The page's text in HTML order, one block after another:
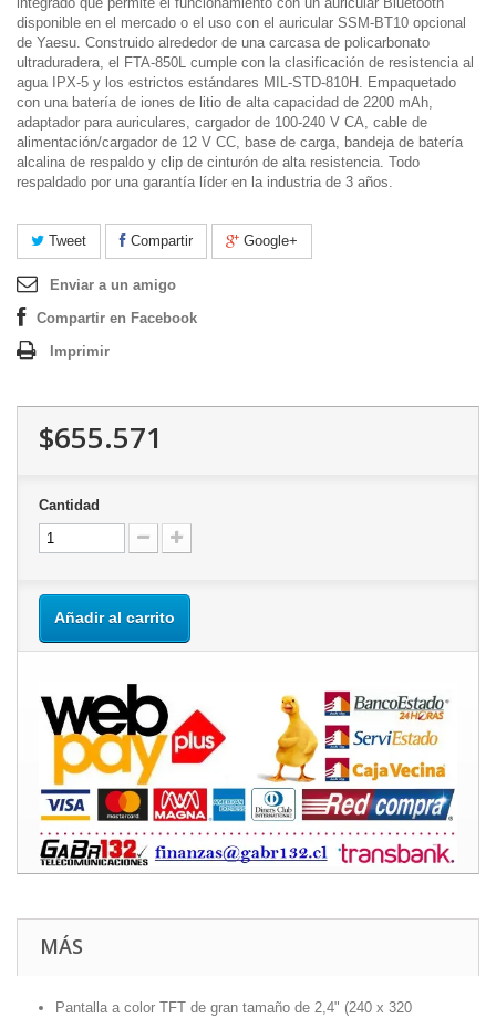
disponible en el mercado o el uso con el auricular SSM-BT10 opcional
de Yaesu. Construido alrededor de una carcasa de policarbonato
ultraduradera, el FTA-850L cumple con la clasificación de resistencia al
agua IPX-5 y los estrictos estándares MIL-STD-810H. Empaquetado
con una batería de iones de litio de alta capacidad de 2200 mAh,
adaptador para auriculares, cargador de 100-240 V CA, cable de
alimentación/cargador de 12 V CC, base de carga, bandeja de batería
alcalina de respaldo y clip de cinturón de alta resistencia. Todo
respaldado por una garantía líder en la industria de 3 años.
Tweet Compartir Google+
Enviar a un amigo
Compartir en Facebook
Imprimir
$655.571
Cantidad
Añadir al carrito
MÁS
Pantalla a color TFT de gran tamaño de 2,4" (240 x 320